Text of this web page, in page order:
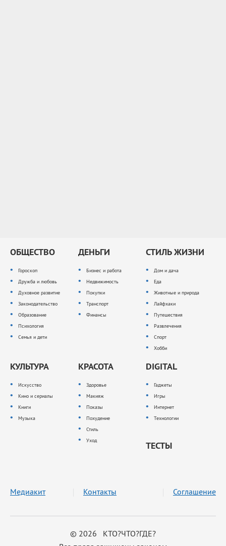
ОБЩЕСТВО
Гороскоп
Дружба и любовь
Духовное развитие
Законодательство
Образование
Психология
Семья и дети
ДЕНЬГИ
Бизнес и работа
Недвижимость
Покупки
Транспорт
Финансы
СТИЛЬ ЖИЗНИ
Дом и дача
Еда
Животные и природа
Лайфхаки
Путешествия
Развлечения
Спорт
Хобби
КУЛЬТУРА
Искусство
Кино и сериалы
Книги
Музыка
КРАСОТА
Здоровье
Макияж
Показы
Похудение
Стиль
Уход
DIGITAL
Гаджеты
Игры
Интернет
Технологии
ТЕСТЫ
© 2026 КТО?ЧТО?ГДЕ?
Медиакит Контакты Соглашение